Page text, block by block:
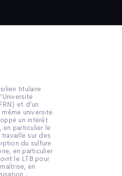
titulaire
et d’un
université.
un intérêt
en particulier le
sur des
du sulfure
en particulier
le LTB pour
en
;